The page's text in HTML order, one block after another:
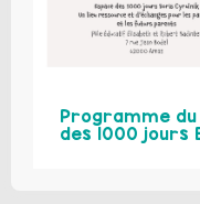
Programme du
des 1000 jours